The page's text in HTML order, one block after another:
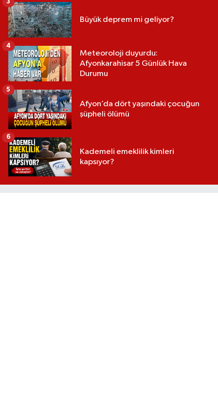
Büyük deprem mi geliyor?
3
Meteoroloji duyurdu:
Afyonkarahisar 5 Günlük Hava
Durumu
4
Afyon’da dört yaşındaki çocuğun
şüpheli ölümü
5
Kademeli emeklilik kimleri
kapsıyor?
6